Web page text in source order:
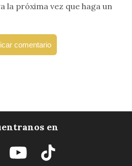
la próxima vez que haga un
en